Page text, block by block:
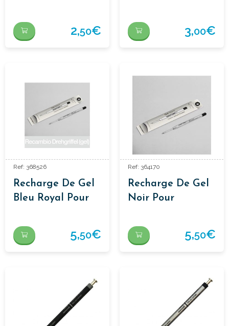
2,50€ 3,00€
Ref: 368526
Recharge De Gel
Bleu Royal Pour
5,50€
Ref: 364170
Recharge De Gel
Noir Pour
5,50€